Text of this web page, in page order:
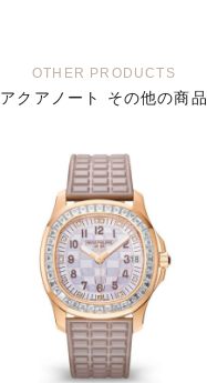
OTHER PRODUCTS
アクアノート その他の商品